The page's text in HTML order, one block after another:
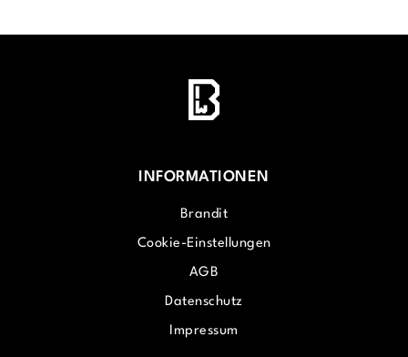
INFORMATIONEN
Brandit
Cookie-Einstellungen
AGB
Datenschutz
Impressum